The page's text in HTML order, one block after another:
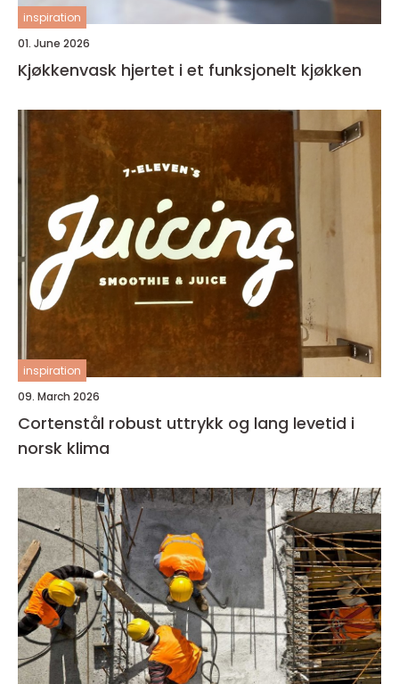
inspiration
01. June 2026
Kjøkkenvask hjertet i et funksjonelt kjøkken
inspiration
09. March 2026
Cortenstål robust uttrykk og lang levetid i
norsk klima